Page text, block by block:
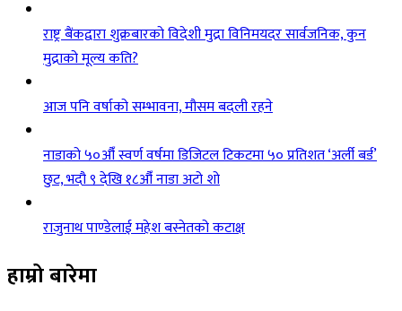
राष्ट्र बैंकद्वारा शुक्रबारको विदेशी मुद्रा विनिमयदर सार्वजनिक, कुन
मुद्राको मूल्य कति?
आज पनि वर्षाको सम्भावना, मौसम बदली रहने
नाडाको ५०औँ स्वर्ण वर्षमा डिजिटल टिकटमा ५० प्रतिशत ‘अर्ली बर्ड’
छुट, भदौ ९ देखि १८औँ नाडा अटो शो
राजुनाथ पाण्डेलाई महेश बस्नेतको कटाक्ष
हाम्रो बारेमा